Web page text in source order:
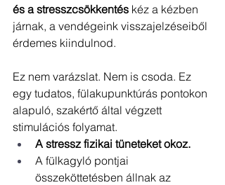
és a stresszcsökkentés kéz a kézben
járnak, a vendégeink visszajelzéseiből
érdemes kiindulnod.
Ez nem varázslat. Nem is csoda. Ez
egy tudatos, fülakupunktúrás pontokon
alapuló, szakértő által végzett
stimulációs folyamat.
A stressz fizikai tüneteket okoz.
A fülkagyló pontjai
összeköttetésben állnak az